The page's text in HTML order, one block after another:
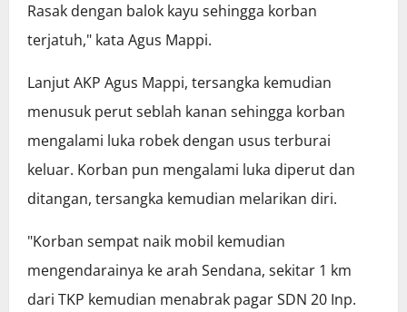
Rasak dengan balok kayu sehingga korban
terjatuh," kata Agus Mappi.
Lanjut AKP Agus Mappi, tersangka kemudian
menusuk perut seblah kanan sehingga korban
mengalami luka robek dengan usus terburai
keluar. Korban pun mengalami luka diperut dan
ditangan, tersangka kemudian melarikan diri.
"Korban sempat naik mobil kemudian
mengendarainya ke arah Sendana, sekitar 1 km
dari TKP kemudian menabrak pagar SDN 20 Inp.